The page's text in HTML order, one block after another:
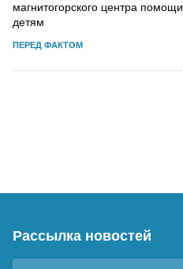
магнитогорского центра помощи
детям
ПЕРЕД ФАКТОМ
Рассылка новостей